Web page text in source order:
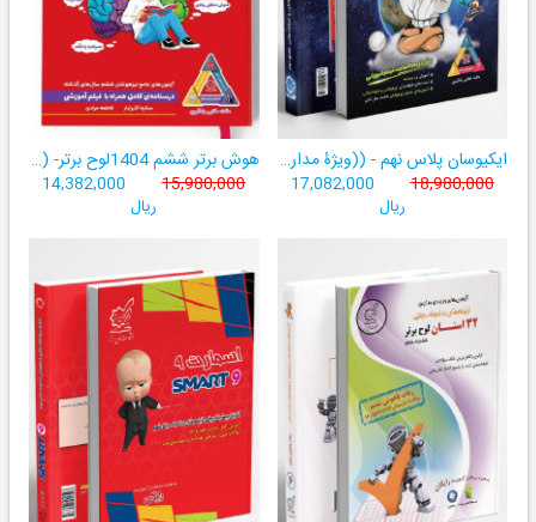
ایکیوسان پلاس نهم - ((ویژۀ مدارس نمونه دولتی، تیزهوشان و سمپاد+ فیلم‌های آموزشی+سامانۀ آزمون‌ساز رایگان))
18,980,000
17,082,000
ریال
هوش برتر ششم 1404لوح برتر- ((ویژۀ آزمون تیزهوشان پایۀ ششم+ فیلم آموزشی + سامانۀ آزمون‌ساز رایگان))
15,980,000
14,382,000
ریال